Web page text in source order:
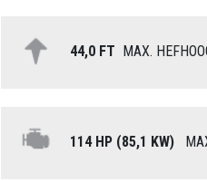
44,0 FT MAX.
114 HP (85,1 KW)